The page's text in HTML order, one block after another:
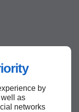
by
as
networks